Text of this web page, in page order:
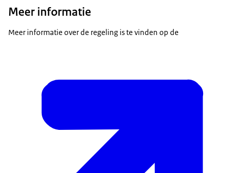
Meer informatie
Meer informatie over de regeling is te vinden op de